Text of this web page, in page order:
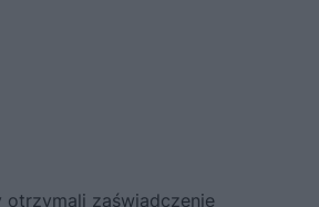
otrzymali zaświadczenie